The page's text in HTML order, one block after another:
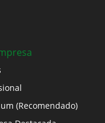
(Recomendado)